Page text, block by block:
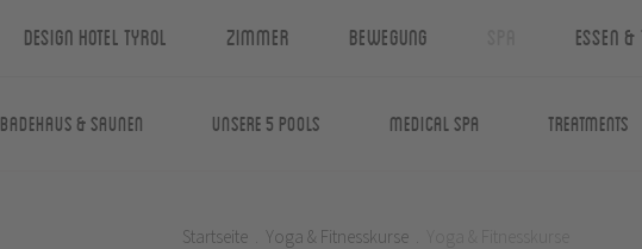
Design Hotel Tyrol Zimmer Bewegung Essen
Badehaus & Saunen Unsere 5 Pools Medical Spa Treatments
Startseite Yoga & Fitnesskurse